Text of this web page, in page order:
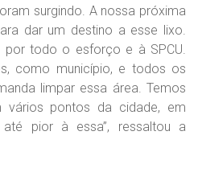
surgindo. A nossa próxima
dar um destino a esse lixo.
por todo o esforço e à SPCU.
como município, e todos os
limpar essa área. Temos
vários pontos da cidade, em
pior à essa”, ressaltou a